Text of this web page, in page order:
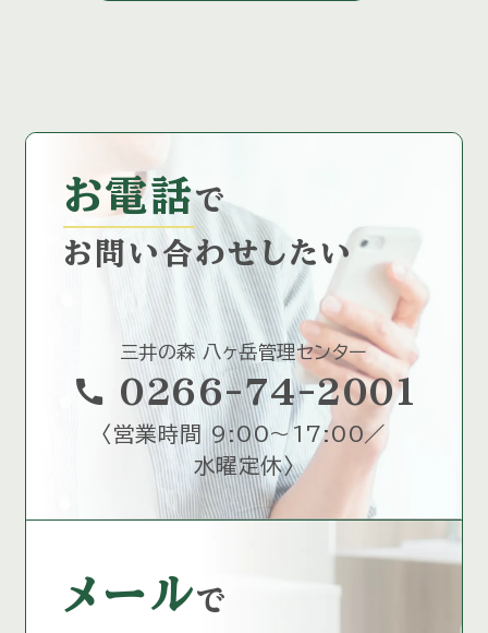
お電話で
お問い合わせしたい
三井の森 八ヶ岳管理センター
call 0266-74-2001
〈 営業時間 9:00～17:00／
水曜定休〉
メールで